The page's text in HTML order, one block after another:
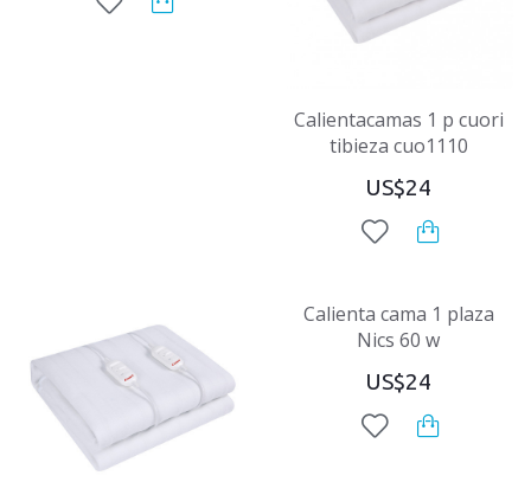
Calientacamas 1 p cuori
tibieza cuo1110
US$24
Calienta cama 1 plaza
Nics 60 w
US$24